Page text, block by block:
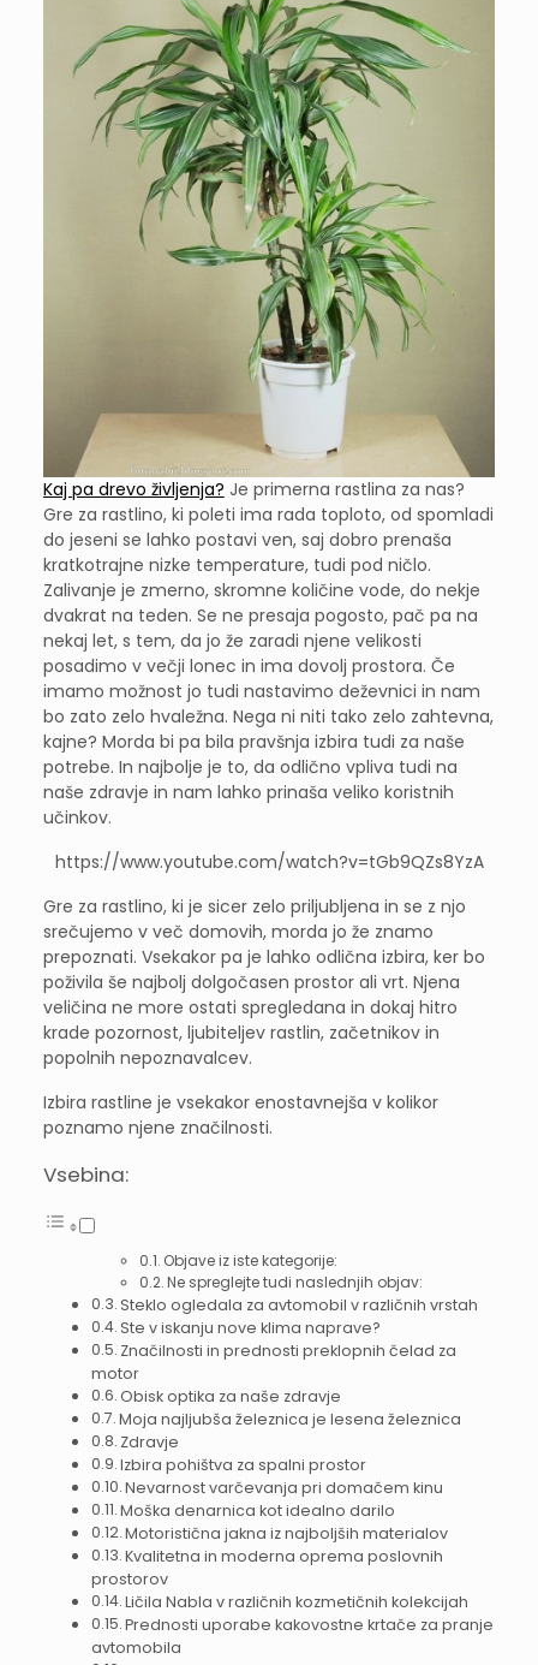
Kaj pa drevo življenja? Je primerna rastlina za nas?
Gre za rastlino, ki poleti ima rada toploto, od spomladi
do jeseni se lahko postavi ven, saj dobro prenaša
kratkotrajne nizke temperature, tudi pod ničlo.
Zalivanje je zmerno, skromne količine vode, do nekje
dvakrat na teden. Se ne presaja pogosto, pač pa na
nekaj let, s tem, da jo že zaradi njene velikosti
posadimo v večji lonec in ima dovolj prostora. Če
imamo možnost jo tudi nastavimo deževnici in nam
bo zato zelo hvaležna. Nega ni niti tako zelo zahtevna,
kajne? Morda bi pa bila pravšnja izbira tudi za naše
potrebe. In najbolje je to, da odlično vpliva tudi na
naše zdravje in nam lahko prinaša veliko koristnih
učinkov.
https://www.youtube.com/watch?v=tGb9QZs8YzA
Gre za rastlino, ki je sicer zelo priljubljena in se z njo
srečujemo v več domovih, morda jo že znamo
prepoznati. Vsekakor pa je lahko odlična izbira, ker bo
poživila še najbolj dolgočasen prostor ali vrt. Njena
veličina ne more ostati spregledana in dokaj hitro
krade pozornost, ljubiteljev rastlin, začetnikov in
popolnih nepoznavalcev.
Izbira rastline je vsekakor enostavnejša v kolikor
poznamo njene značilnosti.
Vsebina:
Objave iz iste kategorije:
Ne spreglejte tudi naslednjih objav:
Steklo ogledala za avtomobil v različnih vrstah
Ste v iskanju nove klima naprave?
Značilnosti in prednosti preklopnih čelad za
motor
Obisk optika za naše zdravje
Moja najljubša železnica je lesena železnica
Zdravje
Izbira pohištva za spalni prostor
Nevarnost varčevanja pri domačem kinu
Moška denarnica kot idealno darilo
Motoristična jakna iz najboljših materialov
Kvalitetna in moderna oprema poslovnih
prostorov
Ličila Nabla v različnih kozmetičnih kolekcijah
Prednosti uporabe kakovostne krtače za pranje
avtomobila